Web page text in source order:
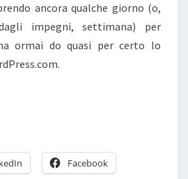
ancora qualche giorno (o,
impegni, settimana) per
ormai do quasi per certo lo
Facebook